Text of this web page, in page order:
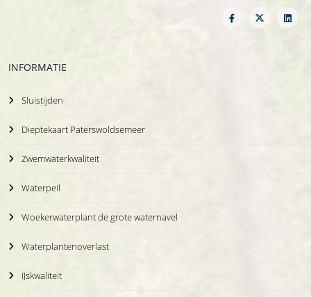
INFORMATIE
Sluistijden
Dieptekaart Paterswoldsemeer
Zwemwaterkwaliteit
Waterpeil
Woekerwaterplant de grote waternavel
Waterplantenoverlast
IJskwaliteit